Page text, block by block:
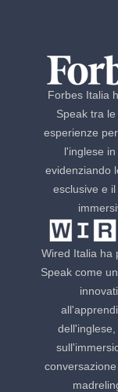
Forbes Italia
Speak tra
esperienze
l'inglese in
evidenziando
esclusive e
Wired Italia ha
Speak come